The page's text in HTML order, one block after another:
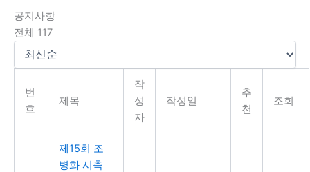
공지사항
전체 117
번
호
제목
작
성
자
작성일
추
천
조회
제15회 조
병화 시축